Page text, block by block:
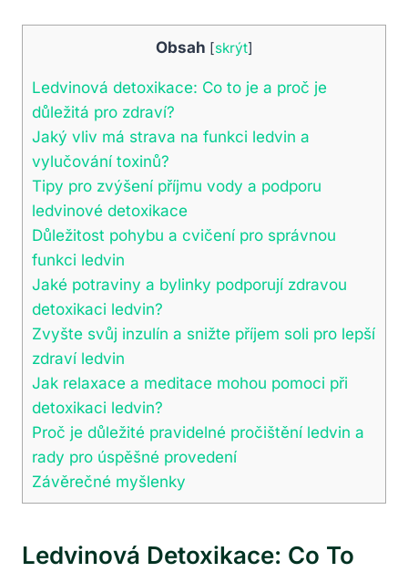
Obsah [skrýt]
Ledvinová detoxikace: Co to je a proč je
důležitá pro zdraví?
Jaký vliv má strava na funkci ledvin a
vylučování toxinů?
Tipy pro zvýšení příjmu vody a podporu
ledvinové detoxikace
Důležitost pohybu a cvičení pro správnou
funkci ledvin
Jaké potraviny a bylinky podporují zdravou
detoxikaci ledvin?
Zvyšte svůj inzulín a snižte příjem soli pro lepší
zdraví ledvin
Jak relaxace a meditace mohou pomoci při
detoxikaci ledvin?
Proč je důležité pravidelné pročištění ledvin a
rady pro úspěšné provedení
Závěrečné myšlenky
Ledvinová Detoxikace: Co To